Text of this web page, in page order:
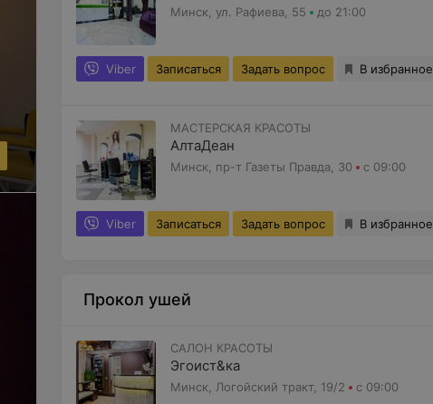
Минск, ул. Рафиева, 55 до 21:00
Viber Записаться Задать вопрос В избранное
МАСТЕРСКАЯ КРАСОТЫ
АлтаДеан
Минск, пр-т Газеты Правда, 30 с 09:00
Viber Записаться Задать вопрос В избранное
Прокол ушей
САЛОН КРАСОТЫ
Эгоист&ка
Минск, Логойский тракт, 19/2 с 09:00